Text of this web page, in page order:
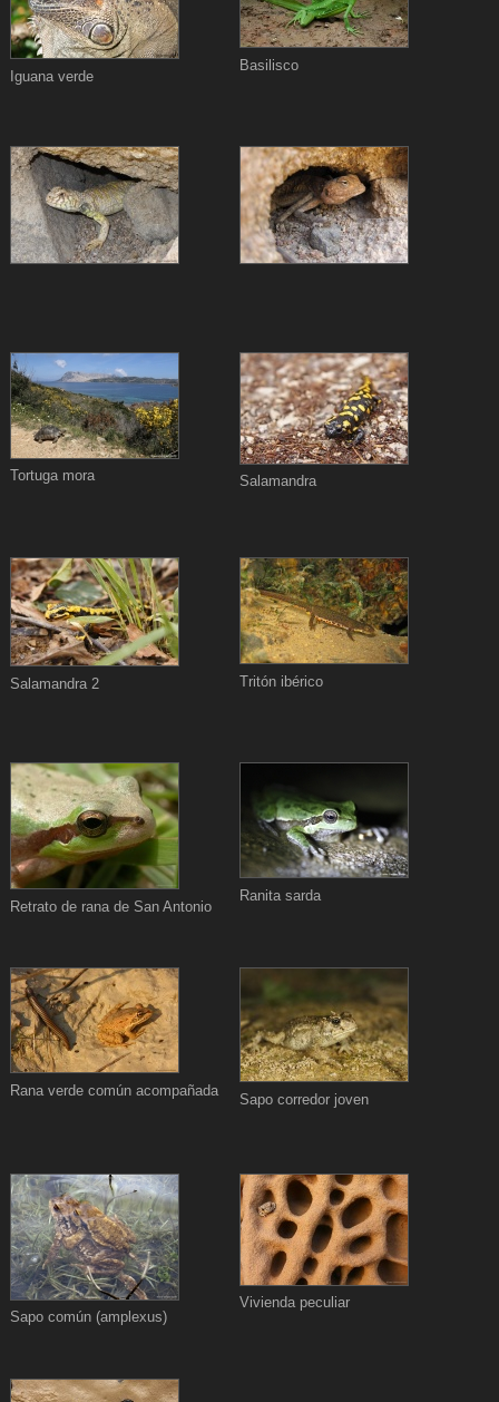
Iguana verde
Basilisco
Tortuga mora Salamandra
Salamandra 2 Tritón ibérico
Retrato de rana de San Antonio
Ranita sarda
Rana verde común acompañada
Sapo corredor joven
Sapo común (amplexus)
Vivienda peculiar